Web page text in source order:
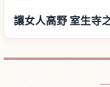
讓女人高野 室生寺